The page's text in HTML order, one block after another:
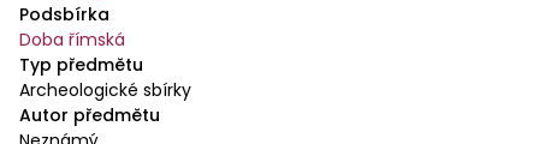
Podsbírka
Doba římská
Typ předmětu
Archeologické sbírky
Autor předmětu